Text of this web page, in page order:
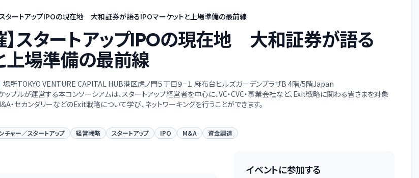
スタートアップIPOの現在地 大和証券が語るIPOマーケットと上場準備の最前線
】スタートアップIPOの現在地 大和証券が語る
上場準備の最前線
場所TOKYO VENTURE CAPlTAL HUB港区虎ノ門５丁目９−１ 麻布台ヒルズガーデンプラザB 4階/5階Japan
プルが運営する本コンソーシアムは、スタートアップ経営者を中心に、VC・CVC・事業会社など、Exit戦略に関わる皆さまを対象
・セカンダリーなどのExit戦略について学び、ネットワーキングを行うことができます。
チャー／スタートアップ 経営戦略 スタートアップ IPO M&A 資金調達
イベントに参加する